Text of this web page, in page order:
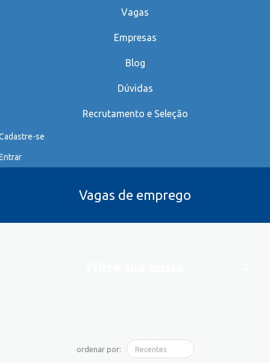
Vagas
Empresas
Blog
Dúvidas
Recrutamento e Seleção
se
Vagas de emprego
ordenar por: